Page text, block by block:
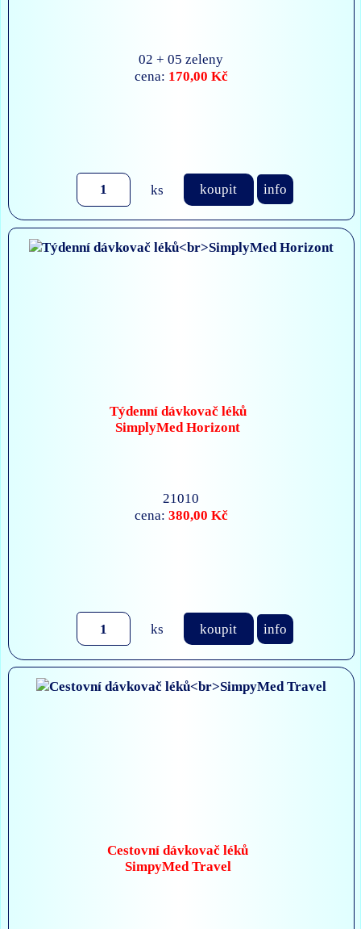
02 + 05 zeleny
cena: 170,00 Kč
ks koupit info
Týdenní dávkovač léků
SimplyMed Horizont
21010
cena: 380,00 Kč
ks koupit info
Cestovní dávkovač léků
SimpyMed Travel